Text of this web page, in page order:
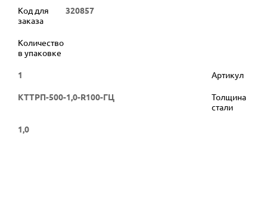
Код для
заказа
320857
Количество
в упаковке
1 Артикул
КТТРП-500-1,0-R100-ГЦ
Толщина
стали
1,0